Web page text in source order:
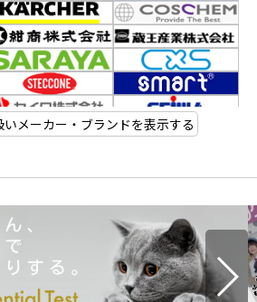
メーカー・ブランドを表示する